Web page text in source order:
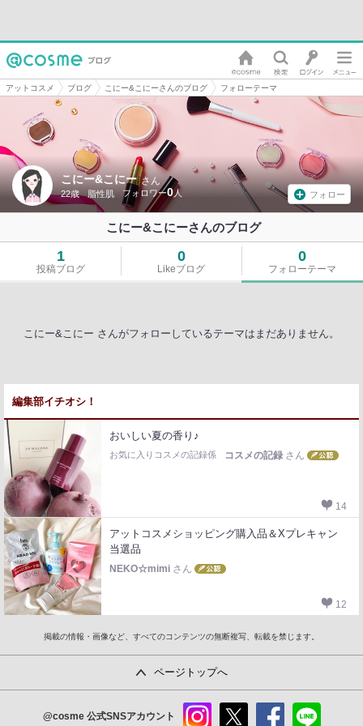
アットコスメ ブログ こにー&こにーさんのブログ フォローテーマ
こにー&こにー さん
22歳 脂性肌 0 フォロー
こにー&こにーさんのブログ
1
投稿ブログ
0
Likeブログ
0
フォローテーマ
こにー&こにー さんがフォローしているテーマはまだありません。
編集部イチオシ！
おいしい夏の香り♪
お気に入りコスメの記録係 コスメの記録 さん
14
アットコスメショッピング購入品＆Xプレキャン
当選品
NEKO☆mimi さん
12
掲載の情報・画像など、すべてのコンテンツの無断複写、転載を禁じます。
ページトップへ
@cosme 公式SNSアカウント